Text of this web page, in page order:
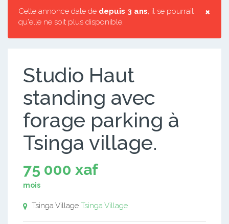
×
Cette annonce date de depuis 3 ans, il se pourrait
qu'elle ne soit plus disponible.
Studio Haut
standing avec
forage parking à
Tsinga village.
75 000 xaf
mois
Tsinga Village Tsinga Village